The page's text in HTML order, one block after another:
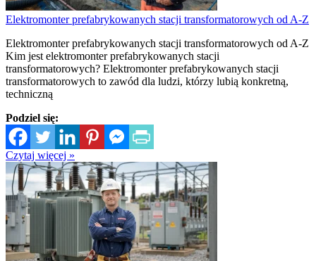
Elektromonter prefabrykowanych stacji transformatorowych od A-Z
Elektromonter prefabrykowanych stacji transformatorowych od A-Z
Kim jest elektromonter prefabrykowanych stacji
transformatorowych? Elektromonter prefabrykowanych stacji
transformatorowych to zawód dla ludzi, którzy lubią konkretną,
techniczną
Podziel się:
Czytaj więcej »